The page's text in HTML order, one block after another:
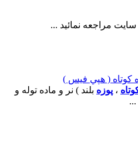
سايت مراجعه نمائيد ...
کوتاه ( هپي فيس )
، پوزه بلند ) نر و ماده توله و